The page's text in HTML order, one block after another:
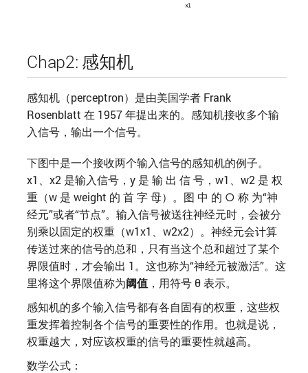
Chap2: 感知机
感知机（perceptron）是由美国学者 Frank
Rosenblatt 在 1957 年提出来的。感知机接收多个输
入信号，输出一个信号。
下图中是一个接收两个输入信号的感知机的例子。
x1、x2 是输入信号，y 是 输 出 信 号，w1、w2 是 权
重（w 是 weight 的 首 字 母）。图 中 的 ○ 称 为“神
经元”或者“节点”。输入信号被送往神经元时，会被分
别乘以固定的权重（w1x1、w2x2）。神经元会计算
传送过来的信号的总和，只有当这个总和超过了某个
界限值时，才会输出 1。这也称为“神经元被激活”。这
里将这个界限值称为阈值 ，用符号 θ 表示。
感知机的多个输入信号都有各自固有的权重，这些权
重发挥着控制各个信号的重要性的作用。也就是说，
权重越大，对应该权重的信号的重要性就越高。
数学公式：